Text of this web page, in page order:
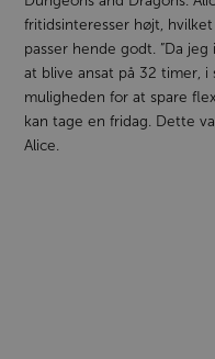
fritidsinteresser højt,
passer hende godt. ”Da
at blive ansat på 32 timer,
muligheden for at spare
kan tage en fridag. Dette
Alice.